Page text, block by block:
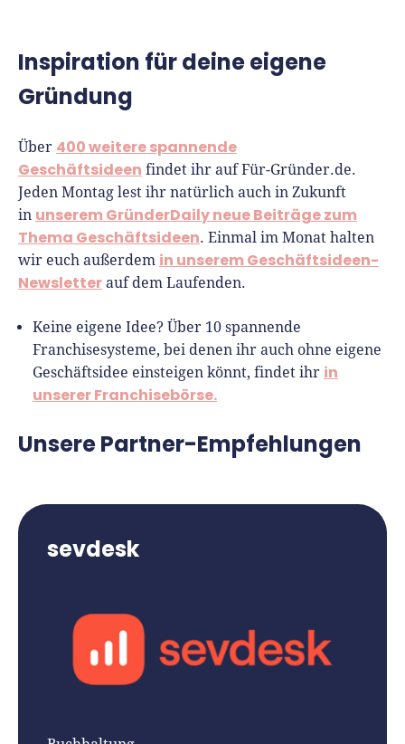
Inspiration für deine eigene
Gründung
Über 400 weitere spannende
Geschäftsideen findet ihr auf Für-Gründer.de.
Jeden Montag lest ihr natürlich auch in Zukunft
in unserem GründerDaily neue Beiträge zum
Thema Geschäftsideen. Einmal im Monat halten
wir euch außerdem in unserem Geschäftsideen-
Newsletter auf dem Laufenden.
Keine eigene Idee? Über 10 spannende
Franchisesysteme, bei denen ihr auch ohne eigene
Geschäftsidee einsteigen könnt, findet ihr in
unserer Franchisebörse.
Unsere Partner-Empfehlungen
sevdesk